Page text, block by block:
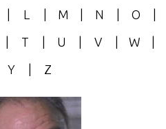
L M N O
T U V W
Y Z